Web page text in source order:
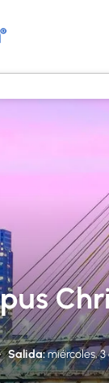
Salida:miércoles,